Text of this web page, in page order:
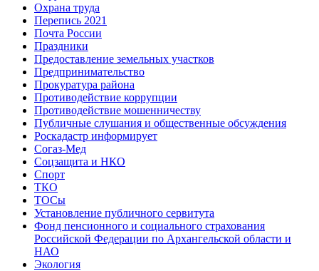
Охрана труда
Перепись 2021
Почта России
Праздники
Предоставление земельных участков
Предпринимательство
Прокуратура района
Противодействие коррупции
Противодействие мошенничеству
Публичные слушания и общественные обсуждения
Роскадастр информирует
Согаз-Мед
Соцзащита и НКО
Спорт
ТКО
ТОСы
Установление публичного сервитута
Фонд пенсионного и социального страхования
Российской Федерации по Архангельской области и
НАО
Экология